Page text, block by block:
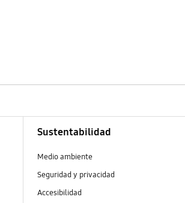
Sustentabilidad
Medio ambiente
Seguridad y privacidad
Accesibilidad